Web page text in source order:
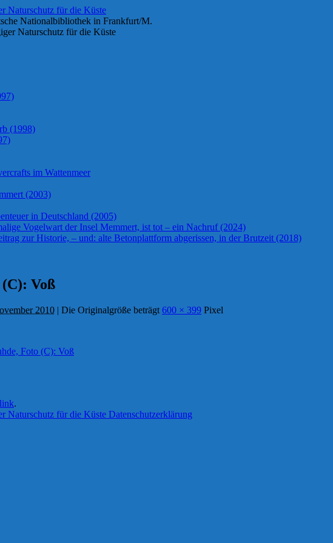
Naturschutz für die Küste
Nationalbibliothek in Frankfurt/M.
(1998)
im Wattenmeer
(2003)
in Deutschland (2005)
Vogelwart der Insel Memmert, ist tot – ein Nachruf (2024)
zur Historie, – und: alte Betonplattform abgerissen, in der Brutzeit (2018)
(C): Voß
2010 | Die Originalgröße beträgt 600 × 399 Pixel
Foto (C): Voß
.
Naturschutz für die Küste Datenschutzerklärung